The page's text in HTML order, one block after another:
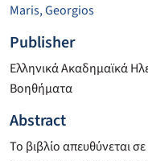
Maris, Georgios
Publisher
Ελληνικά Ακαδημαϊκά
Βοηθήματα
Abstract
Το βιβλίο απευθύνεται